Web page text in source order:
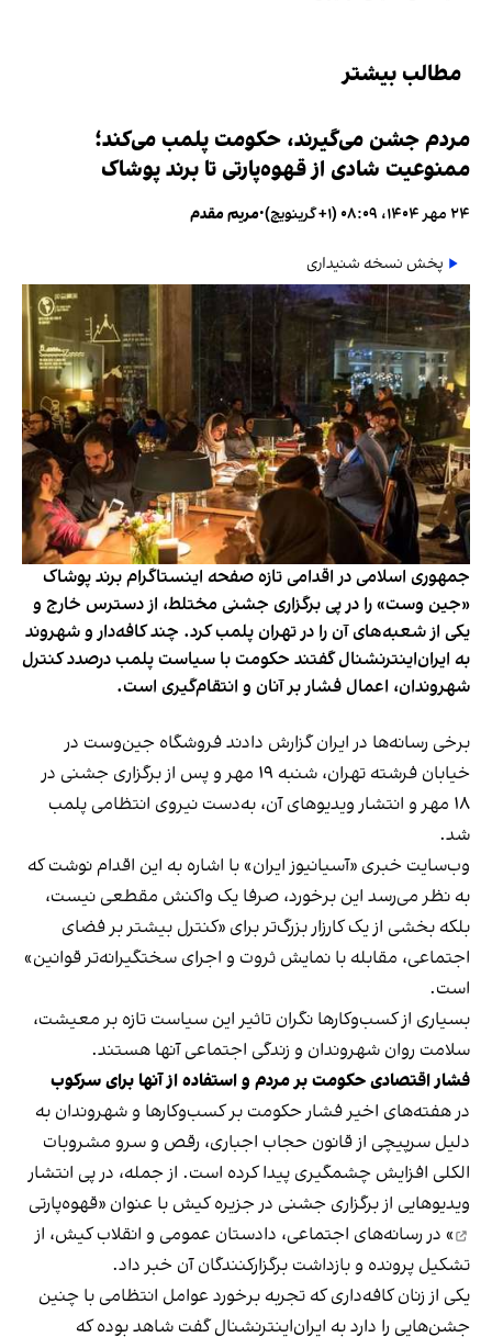
مطالب بیشتر
مردم جشن می‌گیرند، حکومت پلمب می‌کند؛
ممنوعیت شادی از قهوه‌پارتی تا برند پوشاک
۲۴ مهر ۱۴۰۴، ۰۸:۰۹ (‎+۱ گرینویچ) •مریم مقدم
پخش نسخه شنیداری
جمهوری اسلامی در اقدامی تازه صفحه اینستاگرام برند پوشاک
«جین وست» را در پی برگزاری جشنی مختلط، از دسترس خارج و
یکی از شعبه‌های آن را در تهران پلمب کرد. چند کافه‌‌دار و شهروند
به ایران‌اینترنشنال گفتند حکومت با سیاست پلمب درصدد کنترل
شهروندان، اعمال فشار بر آنان و انتقام‌گیری است.
برخی رسانه‌ها در ایران گزارش دادند فروشگاه جین‌وست در
خیابان فرشته تهران، شنبه ۱۹ مهر و پس از برگزاری جشنی در
۱۸ مهر و انتشار ویدیوهای آن، به‌دست نیروی انتظامی پلمب
شد.
وب‌سایت خبری «آسیانیوز ایران» با اشاره به این اقدام نوشت که
به نظر می‌رسد این برخورد، صرفا یک واکنش مقطعی نیست،
بلکه بخشی از یک کارزار بزرگ‌تر برای «کنترل بیشتر بر فضای
اجتماعی، مقابله با نمایش ثروت و اجرای سختگیرانه‌تر قوانین»
است.
بسیاری از کسب‌وکارها نگران تاثیر این سیاست‌ تازه بر معیشت،
سلامت روان شهروندان و زندگی اجتماعی آنها هستند.
فشار اقتصادی حکومت بر مردم و استفاده از آنها برای سرکوب
در هفته‌های اخیر فشار حکومت بر کسب‌وکارها و شهروندان به
دلیل سرپیچی از قانون حجاب اجباری، رقص و سرو مشروبات
الکلی افزایش چشمگیری پیدا کرده است. از جمله، در پی انتشار
ویدیوهایی از برگزاری جشنی در جزیره کیش با عنوان «قهوه‌پارتی
» در رسانه‌های اجتماعی، دادستان عمومی و انقلاب کیش، از
تشکیل پرونده و بازداشت برگزارکنندگان آن خبر داد.
یکی از زنان کافه‌داری که تجربه برخورد عوامل انتظامی با چنین
جشن‌هایی را دارد به ایران‌اینترنشنال گفت شاهد بوده که